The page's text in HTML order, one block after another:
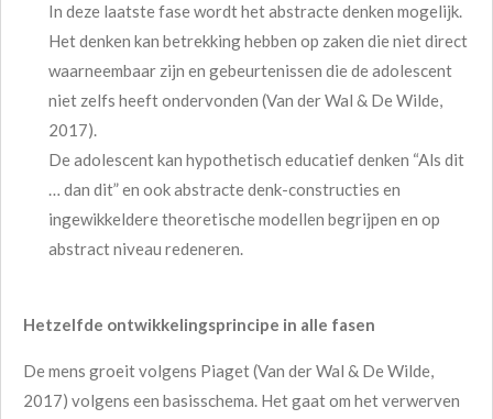
In deze laatste fase wordt het abstracte denken mogelijk.
Het denken kan betrekking hebben op zaken die niet direct
waarneembaar zijn en gebeurtenissen die de adolescent
niet zelfs heeft ondervonden (Van der Wal & De Wilde,
2017).
De adolescent kan hypothetisch educatief denken “Als dit
… dan dit” en ook abstracte denk-constructies en
ingewikkeldere theoretische modellen begrijpen en op
abstract niveau redeneren.
Hetzelfde ontwikkelingsprincipe in alle fasen
De mens groeit volgens Piaget (Van der Wal & De Wilde,
2017) volgens een basisschema. Het gaat om het verwerven